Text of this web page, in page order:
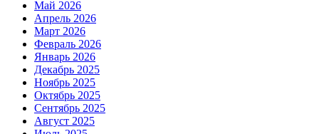
Май 2026
Апрель 2026
Март 2026
Февраль 2026
Январь 2026
Декабрь 2025
Ноябрь 2025
Октябрь 2025
Сентябрь 2025
Август 2025